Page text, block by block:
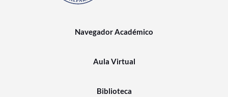
Navegador Académico
Aula Virtual
Biblioteca